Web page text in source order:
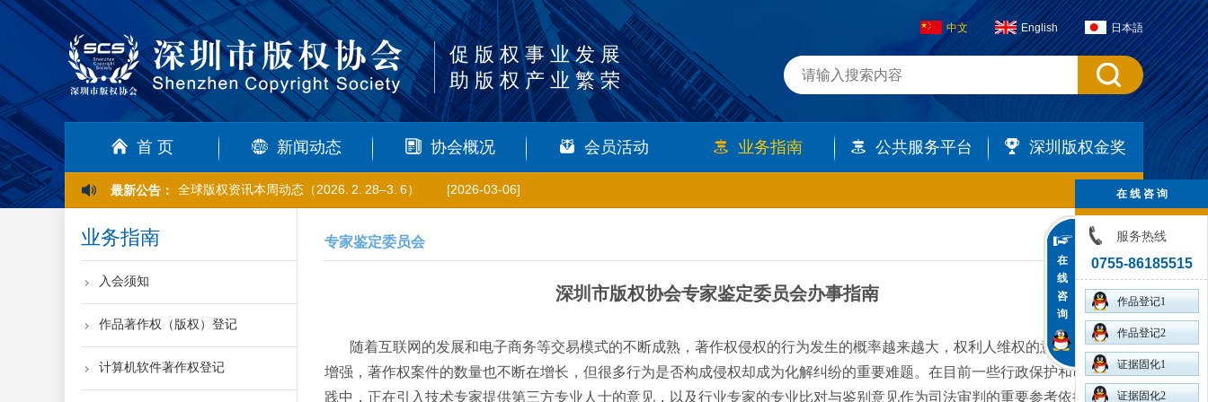
促版权事业发展
助版权产业繁荣
中文 English 日本語
首 页 新闻动态 协会概况 会员活动 业务指南 公共服务平台 深圳版权金奖
最新公告： 全球版权资讯本周动态（2026. 2. 28–3. 6） [2026-03-06]
业务指南
入会须知
作品著作权（版权）登记
计算机软件著作权登记
专家鉴定委员会
深圳市版权协会专家鉴定委员会办事指南
随着互联网的发展和电子商务等交易模式的不断成熟，著作权侵权的行为发生的概率越来越大，权利人维权的意识也不断
增强，著作权案件的数量也不断在增长，但很多行为是否构成侵权却成为化解纠纷的重要难题。在目前一些行政保护和司法实
践中，正在引入技术专家提供第三方专业人士的意见，以及行业专家的专业比对与鉴别意见作为司法审判的重要参考依据，既
在 线 咨 询
在
线
咨
询
服务热线
0755-86185515
作品登记1
作品登记2
证据固化1
证据固化2